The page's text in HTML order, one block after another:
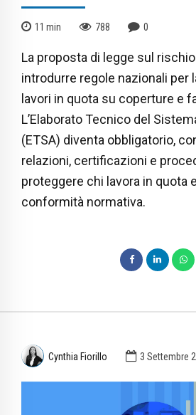
11 min 788 0
La proposta di legge sul
introdurre regole nazionali per
lavori in quota su coperture e
L’Elaborato Tecnico del
(ETSA) diventa obbligatorio,
relazioni, certificazioni e
proteggere chi lavora in quota
conformità normativa.
Cynthia Fiorillo 3 Settembre